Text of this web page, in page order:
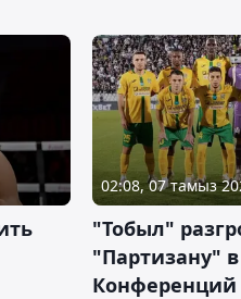
02:08, 07 тамыз
"Тобыл"
"Партизану"
Конференций